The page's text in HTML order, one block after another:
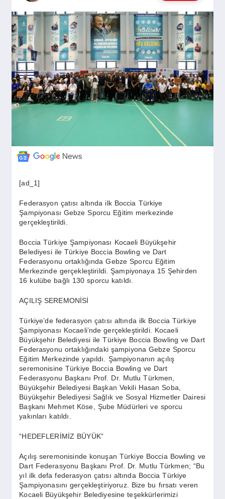
EĞITIM
EKONOMI
SAĞLIK
SPOR
YAŞAM
[ad_1]
Federasyon çatısı altında ilk Boccia Türkiye
Şampiyonası Gebze Sporcu Eğitim merkezinde
gerçekleştirildi.
Boccia Türkiye Şampiyonası Kocaeli Büyükşehir
Belediyesi ile Türkiye Boccia Bowling ve Dart
Federasyonu ortaklığında Gebze Sporcu Eğitim
Merkezinde gerçekleştirildi. Şampiyonaya 15 Şehirden
16 kulübe bağlı 130 sporcu katıldı.
AÇILIŞ SEREMONİSİ
Türkiye’de federasyon çatısı altında ilk Boccia Türkiye
Şampiyonası Kocaeli’nde gerçekleştirildi. Kocaeli
Büyükşehir Belediyesi ile Türkiye Boccia Bowling ve Dart
Federasyonu ortaklığındaki şampiyona Gebze Sporcu
Eğitim Merkezinde yapıldı. Şampiyonanın açılış
seremonisine Türkiye Boccia Bowling ve Dart
Federasyonu Başkanı Prof. Dr. Mutlu Türkmen,
Büyükşehir Belediyesi Başkan Vekili Hasan Soba,
Büyükşehir Belediyesi Sağlık ve Sosyal Hizmetler Dairesi
Başkanı Mehmet Köse, Şube Müdürleri ve sporcu
yakınları katıldı.
“HEDEFLERİMİZ BÜYÜK”
Açılış seremonisinde konuşan Türkiye Boccia Bowling ve
Dart Federasyonu Başkanı Prof. Dr. Mutlu Türkmen; “Bu
yıl ilk defa federasyon çatısı altında Boccia Türkiye
Şampiyonasını gerçekleştiriyoruz. Bize bu fırsatı veren
Kocaeli Büyükşehir Belediyesine teşekkürlerimizi